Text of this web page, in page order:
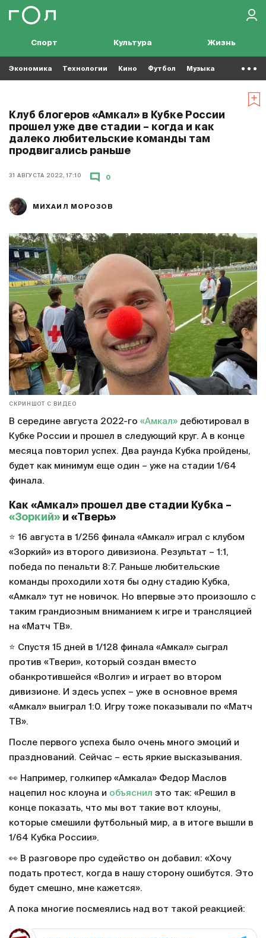
Спорт Культура Жизнь
Экономика Технологии Кино Футбол Музыка
Клуб блогеров «Амкал» в Кубке России
прошел уже две стадии – когда и как
далеко любительские команды там
продвигались раньше
31 АВГУСТА 2022, 17:10
МИХАИЛ МОРОЗОВ
0
СКРИНШОТ С ВИДЕО
В середине августа 2022-го «Амкал» дебютировал в
Кубке России и прошел в следующий круг. А в конце
месяца повторил успех. Два раунда Кубка пройдены,
будет как минимум еще один – уже на стадии 1/64
финала.
Как «Амкал» прошел две стадии Кубка –
«Зоркий» и «Тверь»
⭐️ 16 августа в 1/256 финала «Амкал» играл с клубом
«Зоркий» из второго дивизиона. Результат – 1:1,
победа по пенальти 8:7. Раньше любительские
команды проходили хотя бы одну стадию Кубка,
«Амкал» тут не новичок. Но впервые это произошло с
таким грандиозным вниманием к игре и трансляцией
на «Матч ТВ».
⭐️ Спустя 15 дней в 1/128 финала «Амкал» сыграл
против «Твери», который создан вместо
обанкротившейся «Волги» и играет во втором
дивизионе. И здесь успех – уже в основное время
«Амкал» выиграл 1:0. Игру тоже показывали по «Матч
ТВ».
После первого успеха было очень много эмоций и
празднований. Сейчас – есть яркие высказывания.
👀 Например, голкипер «Амкала» Федор Маслов
нацепил нос клоуна и объяснил это так: «Решил в
конце показать, что мы вот такие вот клоуны,
которые смешили футбольный мир, а в итоге вышли в
1/64 Кубка России».
👀 В разговоре про судейство он добавил: «Хочу
подать протест, когда в нашу сторону ошибутся. Это
будет смешно, мне кажется».
А пока многие посмеялись над вот такой реакцией: